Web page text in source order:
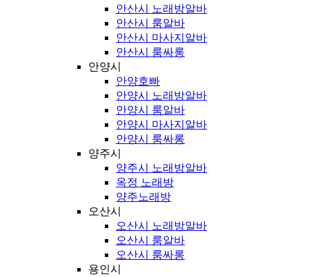
안산시 노래방알바
안산시 룸알바
안산시 마사지알바
안산시 룸싸롱
안양시
안양호빠
안양시 노래방알바
안양시 룸알바
안양시 마사지알바
안양시 룸싸롱
양주시
양주시 노래방알바
옥정 노래방
양주노래방
오산시
오산시 노래방알바
오산시 룸알바
오산시 룸싸롱
용인시